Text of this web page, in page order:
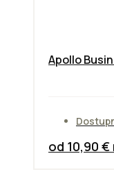
Apollo
od 10,90 €